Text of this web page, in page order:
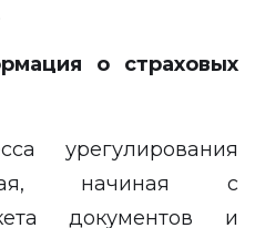
о страховых
урегулирования
начиная с
документов и